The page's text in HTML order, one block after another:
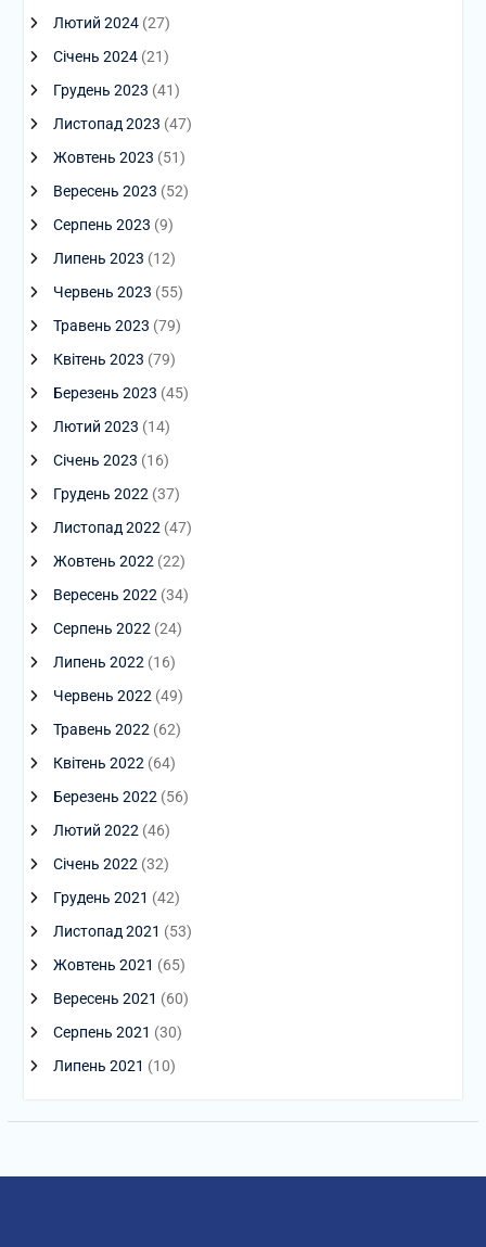
Лютий 2024(27)
Січень 2024(21)
Грудень 2023 (41)
Листопад 2023 (47)
Жовтень 2023 (51)
Вересень 2023 (52)
Серпень 2023 (9)
Липень 2023 (12)
Червень 2023 (55)
Травень 2023 (79)
Квітень 2023 (79)
Березень 2023 (45)
Лютий 2023 (14)
Січень 2023 (16)
Грудень 2022(37)
Листопад 2022(47)
Жовтень 2022(22)
Вересень 2022(34)
Серпень 2022(24)
Липень 2022(16)
Червень 2022(49)
Травень 2022(62)
Квітень 2022(64)
Березень 2022(56)
Лютий 2022(46)
Січень 2022(32)
Грудень 2021 (42)
Листопад 2021 (53)
Жовтень 2021 (65)
Вересень 2021 (60)
Серпень 2021 (30)
Липень 2021 (10)